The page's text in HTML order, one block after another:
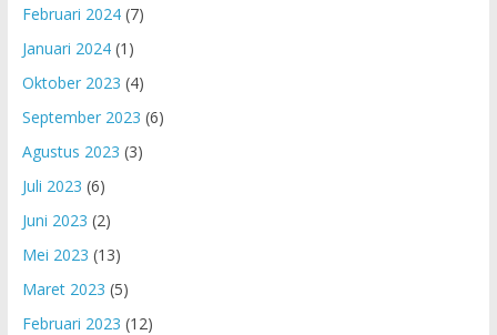
Februari 2024(7)
Januari 2024(1)
Oktober 2023 (4)
September 2023 (6)
Agustus 2023 (3)
Juli 2023 (6)
Juni 2023 (2)
Mei 2023 (13)
Maret 2023 (5)
Februari 2023 (12)